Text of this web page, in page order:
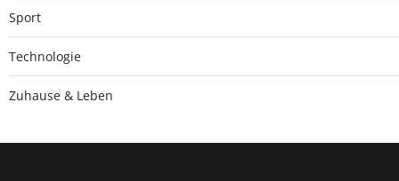
Sport
Technologie
Zuhause & Leben